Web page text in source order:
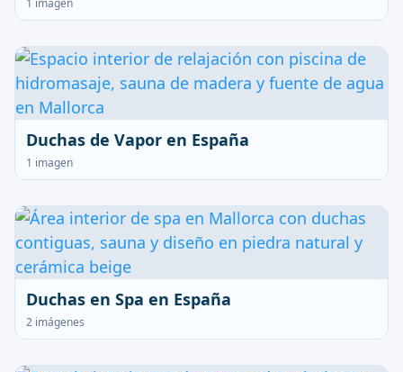
1 imagen
Duchas de Vapor en España
1 imagen
Duchas en Spa en España
2 imágenes